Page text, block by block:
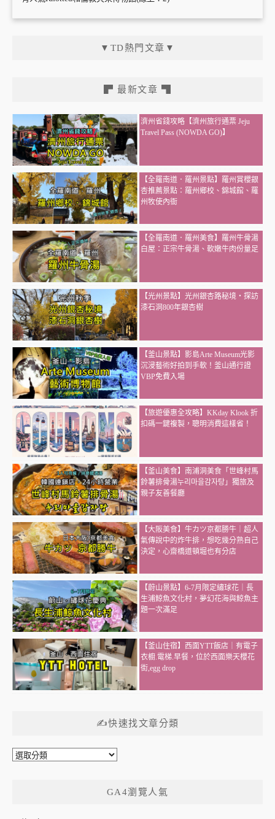
▼TD熱門文章▼
▛ 最新文章 ▜
濟州省錢攻略【濟州旅行通票 Jeju
Travel Pass (NOWDA GO)】
【全羅南道．羅州景點】羅州賞櫻銀
杏推薦景點：羅州鄉校、錦城館、羅
州牧使內衙
【全羅南道．羅州美食】羅州牛骨湯
白屋：正宗牛骨湯、軟嫩牛肉份量足
【光州景點】光州銀杏路秘境・探訪
漆石洞800年銀杏樹
【釜山景點】影島Arte Museum光影
沉浸藝術好拍到手軟！釜山通行證
VBP免費入場
【旅遊優惠全攻略】KKday Klook 折
扣碼一鍵複製，聰明消費這樣省！
【釜山美食】南浦洞美食「世峰村馬
鈴薯排骨湯누리마을감자탕」獨旅及
親子友善餐廳
【大阪美食】牛カツ京都勝牛｜超人
氣傳說中的炸牛排，想吃幾分熟自己
決定，心齋橋道頓堀也有分店
【蔚山景點】6-7月限定繡球花｜長
生浦鯨魚文化村，夢幻花海與鯨魚主
題一次滿足
【釜山住宿】西面YTT飯店｜有電子
衣櫥.電梯.早餐，位於西面樂天櫻花
街,egg drop
✍快速找文章分類
✍
GA4瀏覽人氣